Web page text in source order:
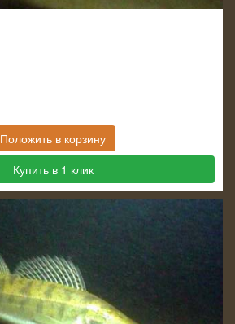
Положить в корзину
Купить в 1 клик